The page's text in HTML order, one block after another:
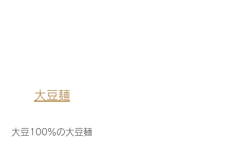
大豆麺
大豆100％の大豆麺